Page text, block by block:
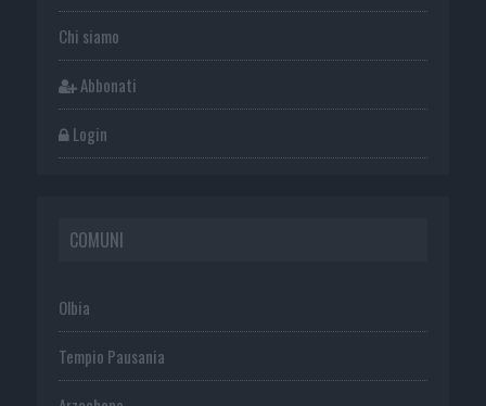
Chi siamo
Abbonati
Login
COMUNI
Olbia
Tempio Pausania